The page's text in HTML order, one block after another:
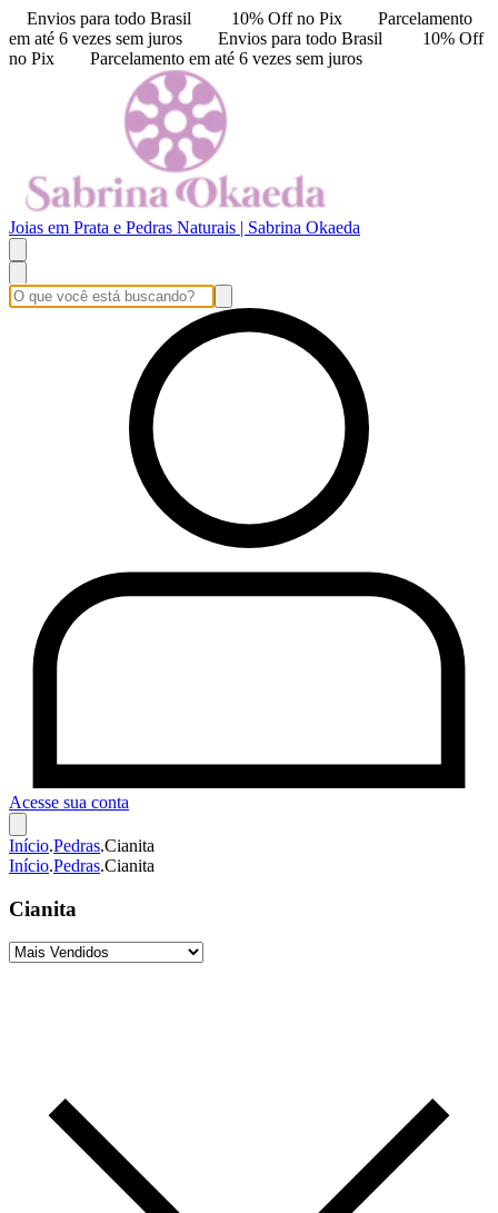
Envios para todo Brasil 10% Off no Pix
Parcelamento
em até 6 vezes sem juros
Envios para todo Brasil
10% Off
no Pix
Parcelamento em até 6 vezes sem juros
Joias em Prata e Pedras Naturais | Sabrina Okaeda
Acesse sua conta
Início.Pedras.Cianita
Início.Pedras.Cianita
Cianita